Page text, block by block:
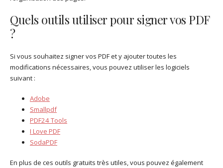
Quels outils utiliser pour signer vos PDF
?
Si vous souhaitez signer vos PDF et y ajouter toutes les
modifications nécessaires, vous pouvez utiliser les logiciels
suivant :
Adobe
Smallpdf
PDF24 Tools
I Love PDF
SodaPDF
En plus de ces outils gratuits très utiles, vous pouvez également